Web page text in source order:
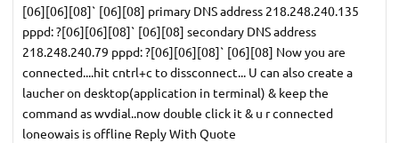
[06][06][08]` [06][08] primary DNS address 218.248.240.135
pppd: ?[06][06][08]` [06][08] secondary DNS address
218.248.240.79 pppd: ?[06][06][08]` [06][08] Now you are
connected....hit cntrl+c to dissconnect... U can also create a
laucher on desktop(application in terminal) & keep the
command as wvdial..now double click it & u r connected
loneowais is offline Reply With Quote